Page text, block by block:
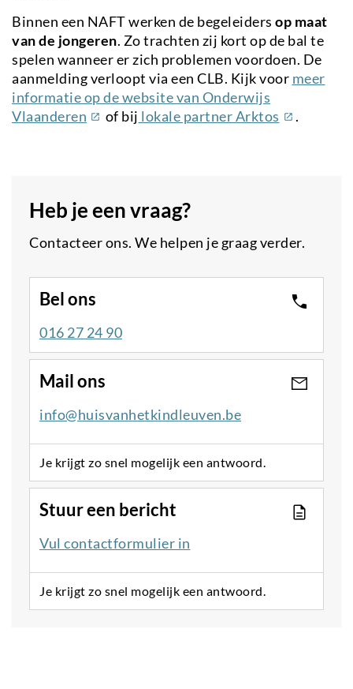
Binnen een NAFT werken de begeleiders op maat
van de jongeren. Zo trachten zij kort op de bal te
spelen wanneer er zich problemen voordoen. De
aanmelding verloopt via een CLB. Kijk voor meer
informatie op de website van Onderwijs
Vlaanderen (externe
of bij lokale partner Arktos (externe
.
Heb je een vraag?
Contacteer ons. We helpen je graag verder.
Bel ons
016 27 24 90
Mail ons
info@huisvanhetkindleuven.be
Je krijgt zo snel mogelijk een antwoord.
Stuur een bericht
Vul contactformulier in
Je krijgt zo snel mogelijk een antwoord.